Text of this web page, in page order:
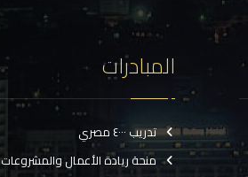
المبادرات
تدريب ٤٠٠٠ مصري
منحة ريادة الأعمال والمشروعات